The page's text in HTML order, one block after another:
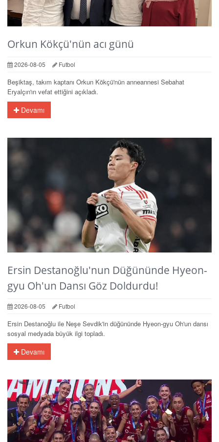
Orkun Kökçü'nün acı günü
2026-08-05 Futbol
Beşiktaş, takım kaptanı Orkun Kökçü'nün anneannesi Sebahat
Eryalçın'ın vefat ettiğini açıkladı.
Devamı
Ersin Destanoğlu'nun Düğününde Hyeon-
gyu Oh'un Dansı Göz Doldurdu!
2026-08-05 Futbol
Ersin Destanoğlu ile Neşe Sevdik'in düğününde Hyeon-gyu Oh'un dansı
sosyal medyada büyük ilgi topladı.
Devamı